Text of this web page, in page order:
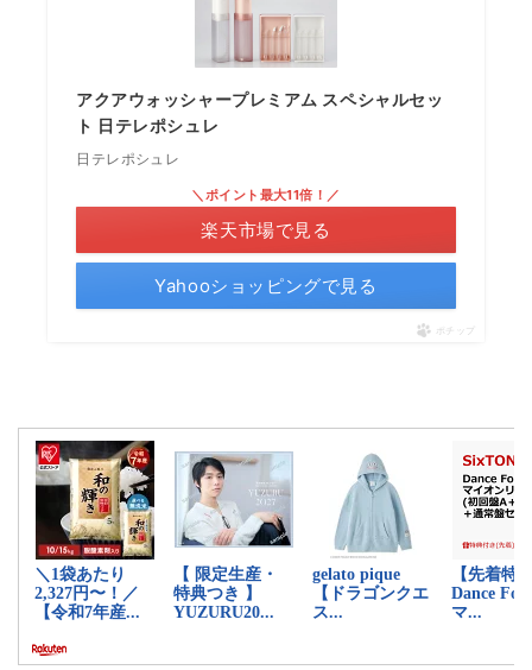
アクアウォッシャープレミアム スペシャルセッ
ト 日テレポシュレ
日テレポシュレ
＼ポイント最大11倍！／
楽天市場で見る
Yahooショッピングで見る
ポチップ